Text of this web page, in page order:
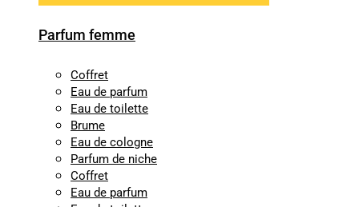
Parfum femme
Coffret
Eau de parfum
Eau de toilette
Brume
Eau de cologne
Parfum de niche
Coffret
Eau de parfum